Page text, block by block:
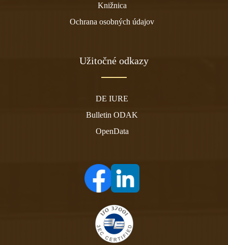
Knižnica
Ochrana osobných údajov
Užitočné odkazy
DE IURE
Bulletin ODAK
OpenData
(otvára sa v novom tabe)
(otvára sa v novom tabe)